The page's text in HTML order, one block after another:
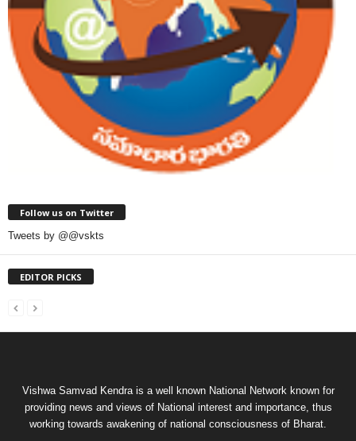
Follow us on Twitter
Tweets by @@vskts
EDITOR PICKS
Vishwa Samvad Kendra is a well known National Network known for
providing news and views of National interest and importance, thus
working towards awakening of national consciousness of Bharat.